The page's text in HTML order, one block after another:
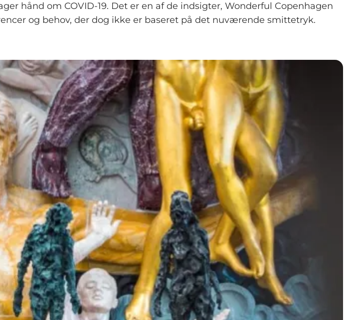
hånd om COVID-19. Det er en af de indsigter, Wonderful Copenhagen
og behov, der dog ikke er baseret på det nuværende smittetryk.